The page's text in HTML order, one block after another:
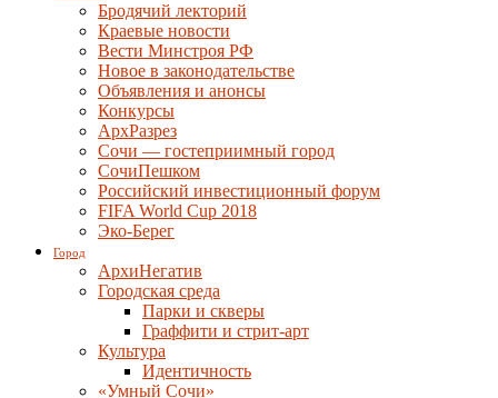
Бродячий лекторий
Краевые новости
Вести Минстроя РФ
Новое в законодательстве
Объявления и анонсы
Конкурсы
АрхРазрез
Сочи — гостеприимный город
СочиПешком
Российский инвестиционный форум
FIFA World Cup 2018
Эко-Берег
Город
АрхиНегатив
Городская среда
Парки и скверы
Граффити и стрит-арт
Культура
Идентичность
«Умный Сочи»